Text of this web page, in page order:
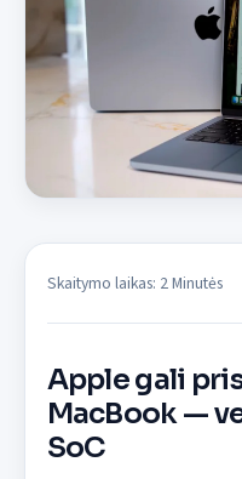
Skaitymo laikas: 2 Minutės
Apple gali
MacBook —
SoC